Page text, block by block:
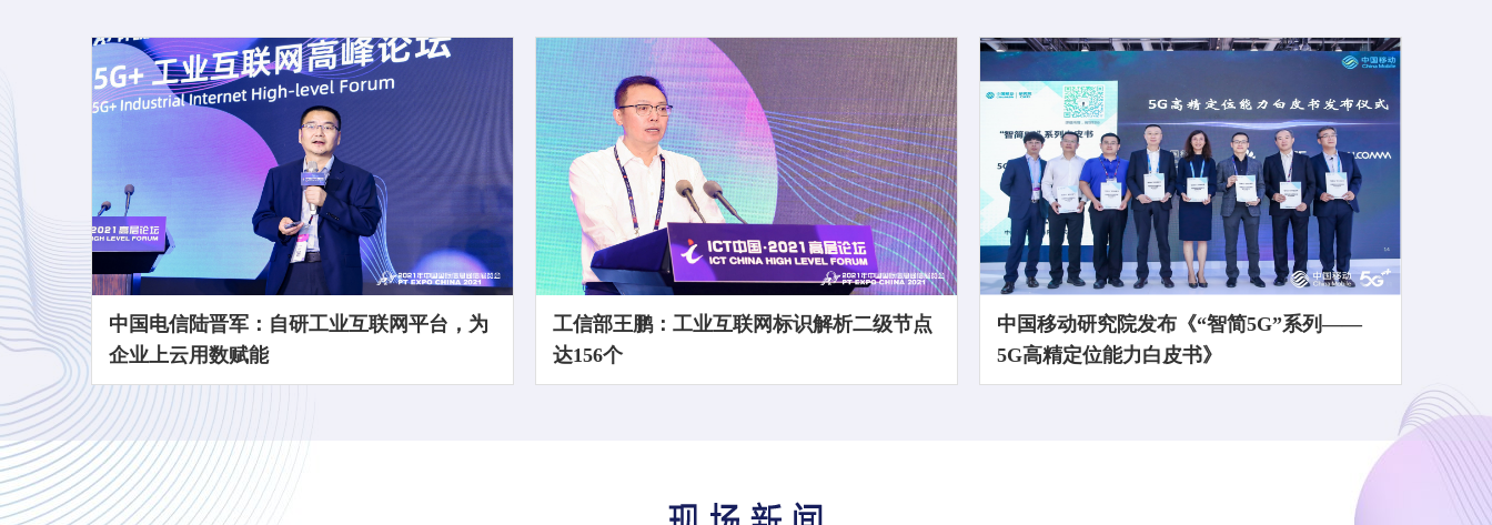
中国电信陆晋军：自研工业互联网平台，为
企业上云用数赋能
工信部王鹏：工业互联网标识解析二级节点
达156个
中国移动研究院发布《“智简5G”系列——
5G高精定位能力白皮书》